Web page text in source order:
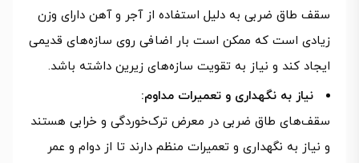
سقف طاق ضربی به دلیل استفاده از آجر و آهن دارای وزن
زیادی است که ممکن است بار اضافی روی سازه‌های قدیمی
ایجاد کند و نیاز به تقویت سازه‌های زیرین داشته باشد.
نیاز به نگهداری و تعمیرات مداوم:
سقف‌های طاق ضربی در معرض ترک‌خوردگی و خرابی هستند
و نیاز به نگهداری و تعمیرات منظم دارند تا از دوام و عمر